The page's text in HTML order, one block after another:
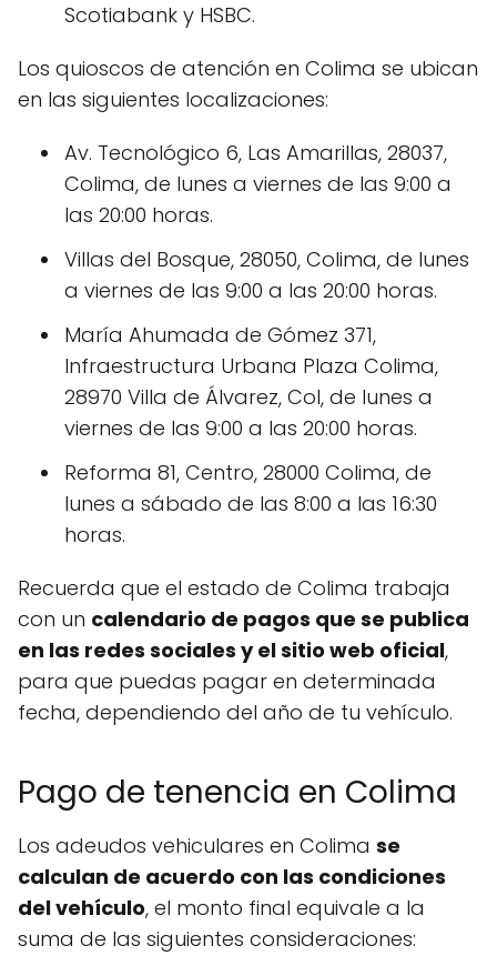
Scotiabank y HSBC.
Los quioscos de atención en Colima se ubican
en las siguientes localizaciones:
Av. Tecnológico 6, Las Amarillas, 28037,
Colima, de lunes a viernes de las 9:00 a
las 20:00 horas.
Villas del Bosque, 28050, Colima, de lunes
a viernes de las 9:00 a las 20:00 horas.
María Ahumada de Gómez 371,
Infraestructura Urbana Plaza Colima,
28970 Villa de Álvarez, Col, de lunes a
viernes de las 9:00 a las 20:00 horas.
Reforma 81, Centro, 28000 Colima, de
lunes a sábado de las 8:00 a las 16:30
horas.
Recuerda que el estado de Colima trabaja
con un calendario de pagos que se publica
en las redes sociales y el sitio web oficial,
para que puedas pagar en determinada
fecha, dependiendo del año de tu vehículo.
Pago de tenencia en Colima
Los adeudos vehiculares en Colima se
calculan de acuerdo con las condiciones
del vehículo, el monto final equivale a la
suma de las siguientes consideraciones: